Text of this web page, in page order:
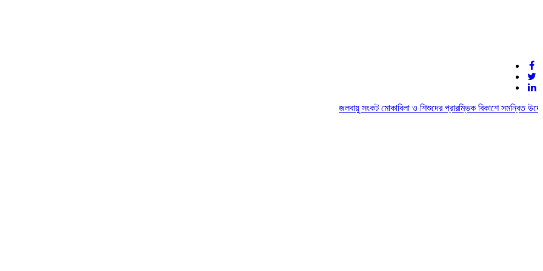
জলবায়ু সংকট মোকাবিলা ও শিশুদের প্রারম্ভিক বিকাশে সমন্বিত